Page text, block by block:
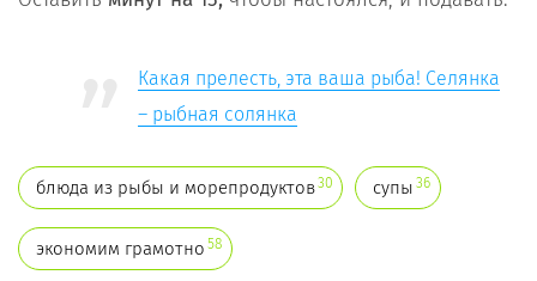
Какая прелесть, эта ваша рыба! Селянка
– рыбная солянка
блюда из рыбы и морепродуктов30 супы 36
экономим грамотно 58